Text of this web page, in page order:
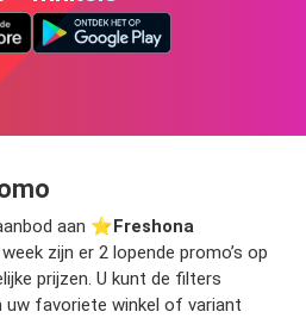
aan ⭐️Freshona
zijn er 2 lopende promo’s op
prijzen. U kunt de filters
uw favoriete winkel of variant